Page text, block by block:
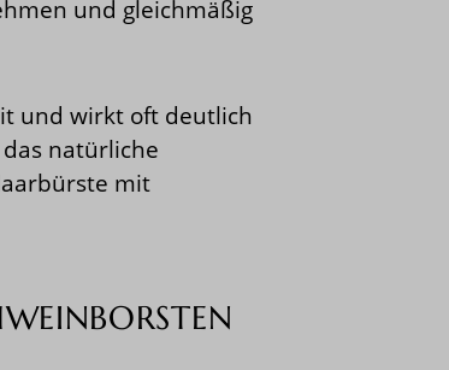
und gleichmäßig
und wirkt oft deutlich
natürliche
mit